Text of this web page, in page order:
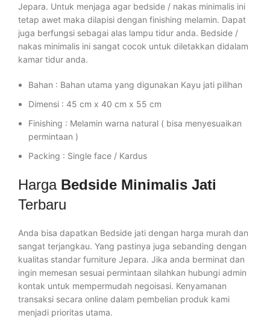
Jepara. Untuk menjaga agar bedside / nakas minimalis ini
tetap awet maka dilapisi dengan finishing melamin. Dapat
juga berfungsi sebagai alas lampu tidur anda. Bedside /
nakas minimalis ini sangat cocok untuk diletakkan didalam
kamar tidur anda.
Bahan : Bahan utama yang digunakan Kayu jati pilihan
Dimensi : 45 cm x 40 cm x 55 cm
Finishing : Melamin warna natural ( bisa menyesuaikan
permintaan )
Packing : Single face / Kardus
Harga Bedside Minimalis Jati
Terbaru
Anda bisa dapatkan Bedside jati dengan harga murah dan
sangat terjangkau. Yang pastinya juga sebanding dengan
kualitas standar furniture Jepara. Jika anda berminat dan
ingin memesan sesuai permintaan silahkan hubungi admin
kontak untuk mempermudah negoisasi. Kenyamanan
transaksi secara online dalam pembelian produk kami
menjadi prioritas utama.